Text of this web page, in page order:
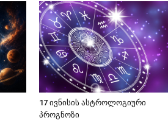
17 ივნისის ასტროლოგიური
პროგნოზი